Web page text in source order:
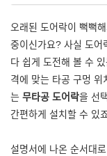
오래된 도어락이
중이신가요? 사실
다 쉽게 도전해 볼 수
격에 맞는 타공 구멍
는 무타공 도어락을
간편하게 설치할 수
설명서에 나온